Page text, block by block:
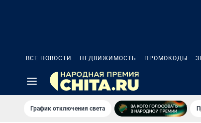
ВСЕ НОВОСТИ НЕДВИЖИМОСТЬ ПРОМОКОДЫ
График отключения света